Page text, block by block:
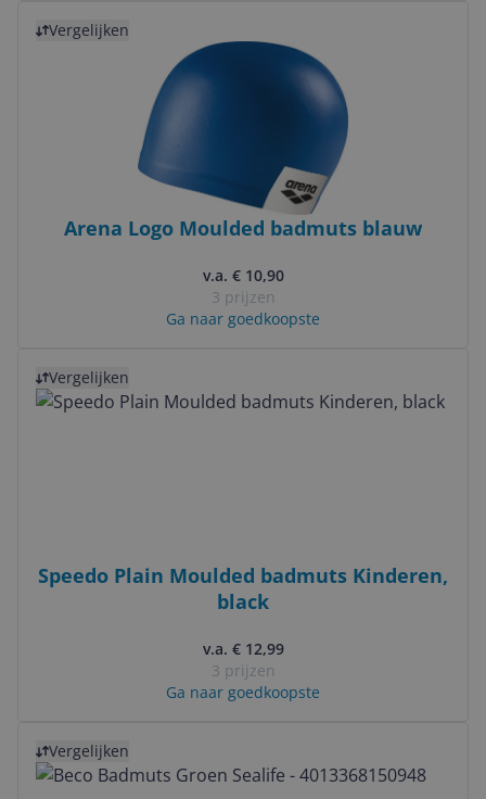
Vergelijken
Arena Logo Moulded badmuts blauw
v.a. € 10,90
3 prijzen
Ga naar goedkoopste
Vergelijken
Speedo Plain Moulded badmuts Kinderen,
black
v.a. € 12,99
3 prijzen
Ga naar goedkoopste
Vergelijken